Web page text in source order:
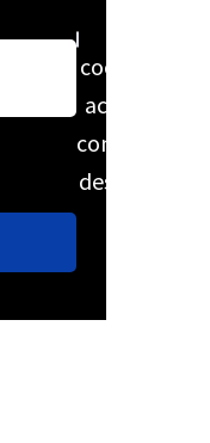
cochez pour
accepter la
conservation
des données